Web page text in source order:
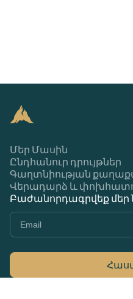
Մեր Մասին
Ընդհանուր դրույթներ
Գաղտնիության
Վերադարձ և
Բաժանորդագրվեք մեր